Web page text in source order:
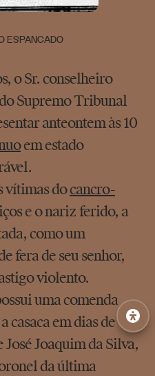
ESPANCADO
o Sr. conselheiro
Supremo Tribunal
anteontem às 10
em estado
vítimas docancro-
e o nariz ferido, a
como um
fera de seu senhor,
violento.
uma comenda
casaca em dias de
Joaquim da Silva,
da última